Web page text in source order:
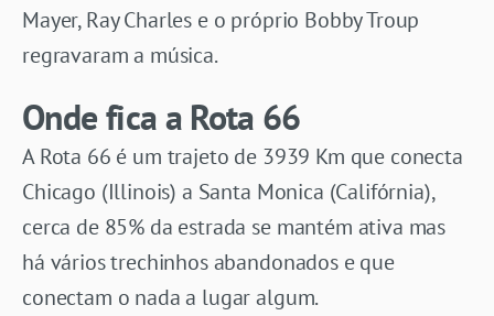
Mayer, Ray Charles e o próprio Bobby Troup
regravaram a música.
Onde fica a Rota 66
A Rota 66 é um trajeto de 3939 Km que conecta
Chicago (Illinois) a Santa Monica (Califórnia),
cerca de 85% da estrada se mantém ativa mas
há vários trechinhos abandonados e que
conectam o nada a lugar algum.